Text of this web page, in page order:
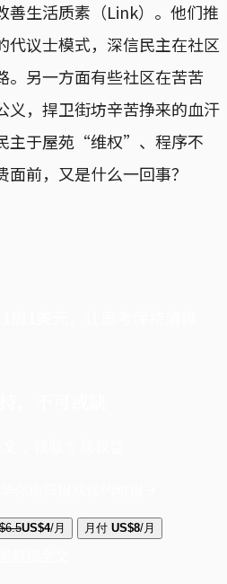
善生活质素（Link）。他们推
代议士模式，深信民主在社区
。另一方面有些社区在苦苦
，捍卫街坊辛苦挣来的血汗
主于屋苑“维权”、程序不
前，又是什么一回事？
US$4/月 月付 US$8/月